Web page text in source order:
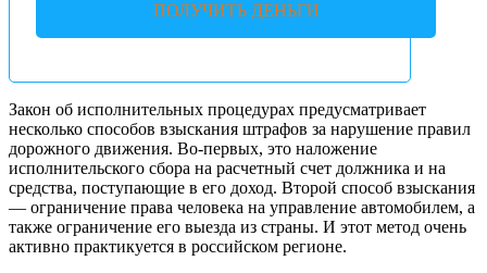
ПОЛУЧИТЬ ДЕНЬГИ
Закон об исполнительных процедурах предусматривает
несколько способов взыскания штрафов за нарушение правил
дорожного движения. Во-первых, это наложение
исполнительского сбора на расчетный счет должника и на
средства, поступающие в его доход. Второй способ взыскания
— ограничение права человека на управление автомобилем, а
также ограничение его выезда из страны. И этот метод очень
активно практикуется в российском регионе.